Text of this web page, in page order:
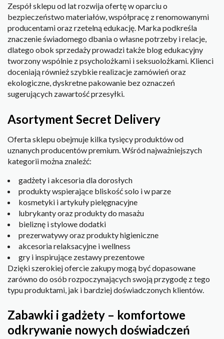
Zespół sklepu od lat rozwija ofertę w oparciu o
bezpieczeństwo materiałów, współpracę z renomowanymi
producentami oraz rzetelną edukację. Marka podkreśla
znaczenie świadomego dbania o własne potrzeby i relacje,
dlatego obok sprzedaży prowadzi także blog edukacyjny
tworzony wspólnie z psycholożkami i seksuolożkami. Klienci
doceniają również szybkie realizacje zamówień oraz
ekologiczne, dyskretne pakowanie bez oznaczeń
sugerujących zawartość przesyłki.
Asortyment Secret Delivery
Oferta sklepu obejmuje kilka tysięcy produktów od
uznanych producentów premium. Wśród najważniejszych
kategorii można znaleźć:
gadżety i akcesoria dla dorosłych
produkty wspierające bliskość solo i w parze
kosmetyki i artykuły pielęgnacyjne
lubrykanty oraz produkty do masażu
bieliznę i stylowe dodatki
prezerwatywy oraz produkty higieniczne
akcesoria relaksacyjne i wellness
gry i inspirujące zestawy prezentowe
Dzięki szerokiej ofercie zakupy mogą być dopasowane
zarówno do osób rozpoczynających swoją przygodę z tego
typu produktami, jak i bardziej doświadczonych klientów.
Zabawki i gadżety – komfortowe
odkrywanie nowych doświadczeń